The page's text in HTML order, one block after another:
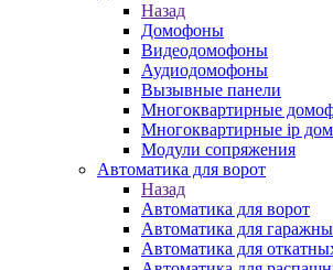
Назад
Домофоны
Видеодомофоны
Аудиодомофоны
Вызывные панели
Многоквартирные
Многоквартирные ip
Модули сопряжения
Автоматика для ворот
Назад
Автоматика для ворот
Автоматика для
Автоматика для